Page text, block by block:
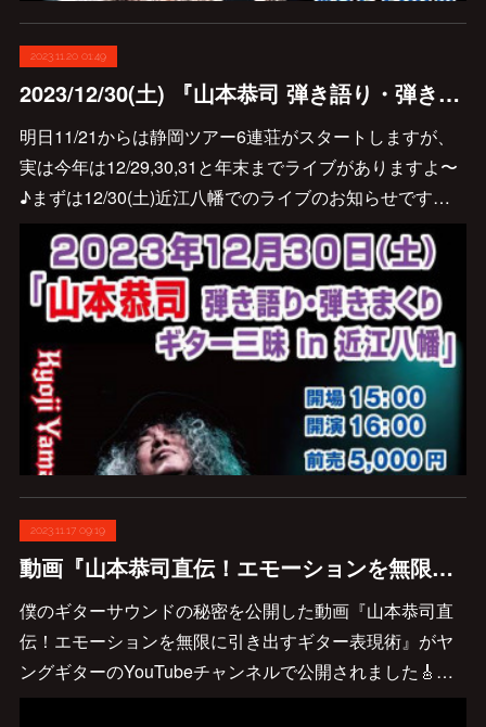
2023.11.20 01:49
2023/12/30(土) 『山本恭司 弾き語り・弾きまくりギター三昧 in 近江八幡』決定しました♪
明日11/21からは静岡ツアー6連荘がスタートしますが、
実は今年は12/29,30,31と年末までライブがありますよ〜
♪まずは12/30(土)近江八幡でのライブのお知らせです…
2023.11.17 09:19
動画『山本恭司直伝！エモーションを無限に引き出すギター表現術』が公開になりました🎸
僕のギターサウンドの秘密を公開した動画『山本恭司直
伝！エモーションを無限に引き出すギター表現術』がヤ
ングギターのYouTubeチャンネルで公開されました🎸…